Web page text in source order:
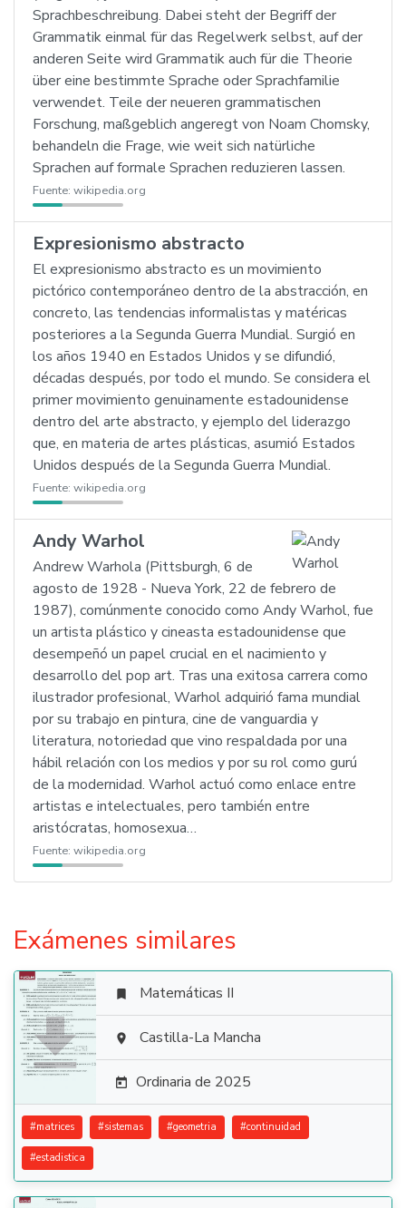
Sprachbeschreibung. Dabei steht der Begriff der
Grammatik einmal für das Regelwerk selbst, auf der
anderen Seite wird Grammatik auch für die Theorie
über eine bestimmte Sprache oder Sprachfamilie
verwendet. Teile der neueren grammatischen
Forschung, maßgeblich angeregt von Noam Chomsky,
behandeln die Frage, wie weit sich natürliche
Sprachen auf formale Sprachen reduzieren lassen.
Fuente: wikipedia.org
Expresionismo abstracto
El expresionismo abstracto es un movimiento
pictórico contemporáneo dentro de la abstracción, en
concreto, las tendencias informalistas y matéricas
posteriores a la Segunda Guerra Mundial. Surgió en
los años 1940 en Estados Unidos y se difundió,
décadas después, por todo el mundo. Se considera el
primer movimiento genuinamente estadounidense
dentro del arte abstracto, y ejemplo del liderazgo
que, en materia de artes plásticas, asumió Estados
Unidos después de la Segunda Guerra Mundial.
Fuente: wikipedia.org
Andy Warhol
Andrew Warhola (Pittsburgh, 6 de
agosto de 1928 - Nueva York, 22 de febrero de
1987), comúnmente conocido como Andy Warhol, fue
un artista plástico y cineasta estadounidense que
desempeñó un papel crucial en el nacimiento y
desarrollo del pop art. Tras una exitosa carrera como
ilustrador profesional, Warhol adquirió fama mundial
por su trabajo en pintura, cine de vanguardia y
literatura, notoriedad que vino respaldada por una
hábil relación con los medios y por su rol como gurú
de la modernidad. Warhol actuó como enlace entre
artistas e intelectuales, pero también entre
aristócratas, homosexua…
Fuente: wikipedia.org
Exámenes similares

 Matemáticas II
 Castilla-La Mancha
 Ordinaria de 2025
#matrices #sistemas #geometria #continuidad
#estadistica